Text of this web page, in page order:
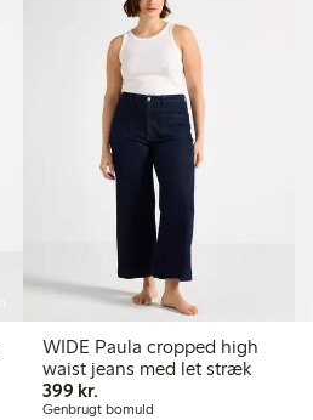
WIDE Paula cropped high
waist jeans med let stræk
399 kr.
Genbrugt bomuld